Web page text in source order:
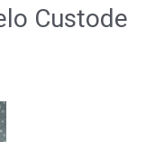
Custode